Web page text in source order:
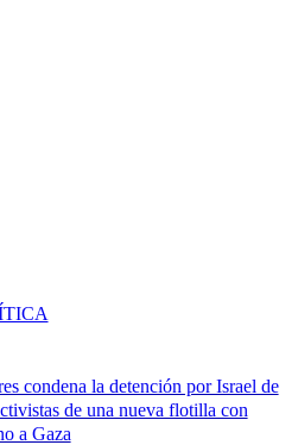
condena la detención por Israel de
de una nueva flotilla con
a Gaza